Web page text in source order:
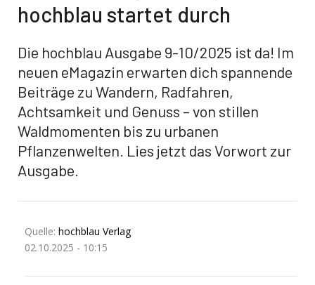
hochblau startet durch
Die hochblau Ausgabe 9-10/2025 ist da! Im
neuen eMagazin erwarten dich spannende
Beiträge zu Wandern, Radfahren,
Achtsamkeit und Genuss – von stillen
Waldmomenten bis zu urbanen
Pflanzenwelten. Lies jetzt das Vorwort zur
Ausgabe.
Quelle: hochblau Verlag
02.10.2025 - 10:15